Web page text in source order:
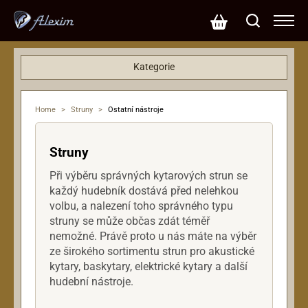
Home > Struny > Ostatní nástroje
Struny
Při výběru správných kytarových strun se
každý hudebník dostává před nelehkou
volbu, a nalezení toho správného typu
struny se může občas zdát téměř
nemožné. Právě proto u nás máte na výběr
ze širokého sortimentu strun pro akustické
kytary, baskytary, elektrické kytary a další
hudební nástroje.
Kategorie
Basové kytary
Efekty
Klávesy
Kytary
Mikrofony
Ostatní nástroje
PA systémy
Příslušenství
Rekordéry
Reproboxy